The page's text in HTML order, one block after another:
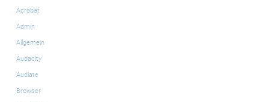
Acrobat
Admin
Allgemein
Audacity
Audiate
Browser